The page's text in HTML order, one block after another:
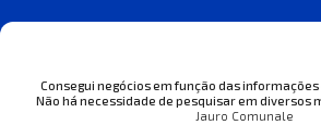
Consegui negócios em função das
Não há necessidade de pesquisar em diversos
Jauro Comunale